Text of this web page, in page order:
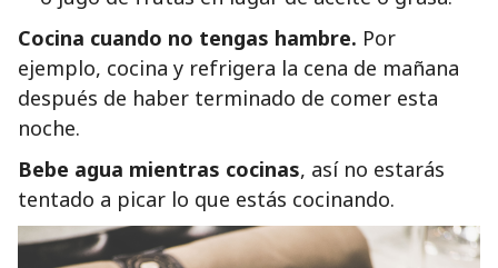
Cocina cuando no tengas hambre. Por
ejemplo, cocina y refrigera la cena de mañana
después de haber terminado de comer esta
noche.
Bebe agua mientras cocinas, así no estarás
tentado a picar lo que estás cocinando.